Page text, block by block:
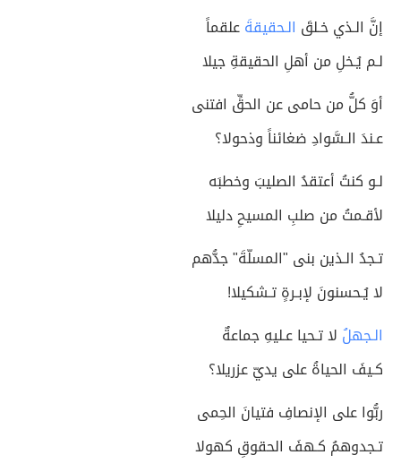
إنَّ الـذي خـلقَ الـحقيقةَعلقماً
لـم يُـخلِ من أهلِ الحقيقةِ جيلا
أوَ كلُّ من حامى عن الحقِّ افتنى
عـندَ الـسَّوادِ ضغائناً وذحولا؟
لـو كنتُ أعتقدُ الصليبَ وخطبَه
لأقـمتُ من صلبِ المسيحِ دليلا
تـجدُ الـذين بنى "المسلّةَ" جدُّهم
لا يُـحسنونَ لإبـرةٍ تـشكيلا!
الـجهلُ لا تـحيا عـليهِ جماعةٌ
كـيفَ الحياةُ على يديّ عزريلا؟
ربُّوا على الإنصافِ فتيانَ الحِمى
تـجدوهمُ كـهفَ الحقوقِ كهولا